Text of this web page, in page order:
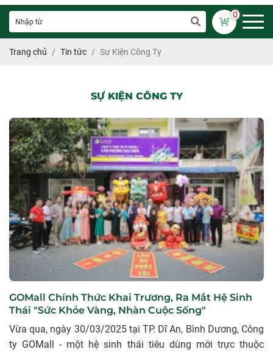
0
Trang chủ Tin tức Sự Kiện Công Ty
SỰ KIỆN CÔNG TY
GOMall Chính Thức Khai Trương, Ra Mắt Hệ Sinh
Thái "Sức Khỏe Vàng, Nhàn Cuộc Sống"
Vừa qua, ngày 30/03/2025 tại TP. Dĩ An, Bình Dương, Công
ty GOMall - một hệ sinh thái tiêu dùng mới trực thuộc